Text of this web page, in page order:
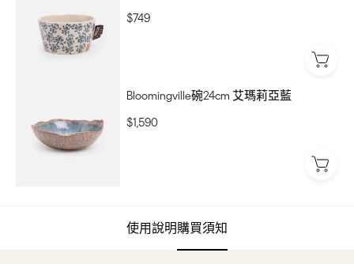
$749
Bloomingville碗24cm 艾瑪莉亞藍
$1,590
使用說明購買須知